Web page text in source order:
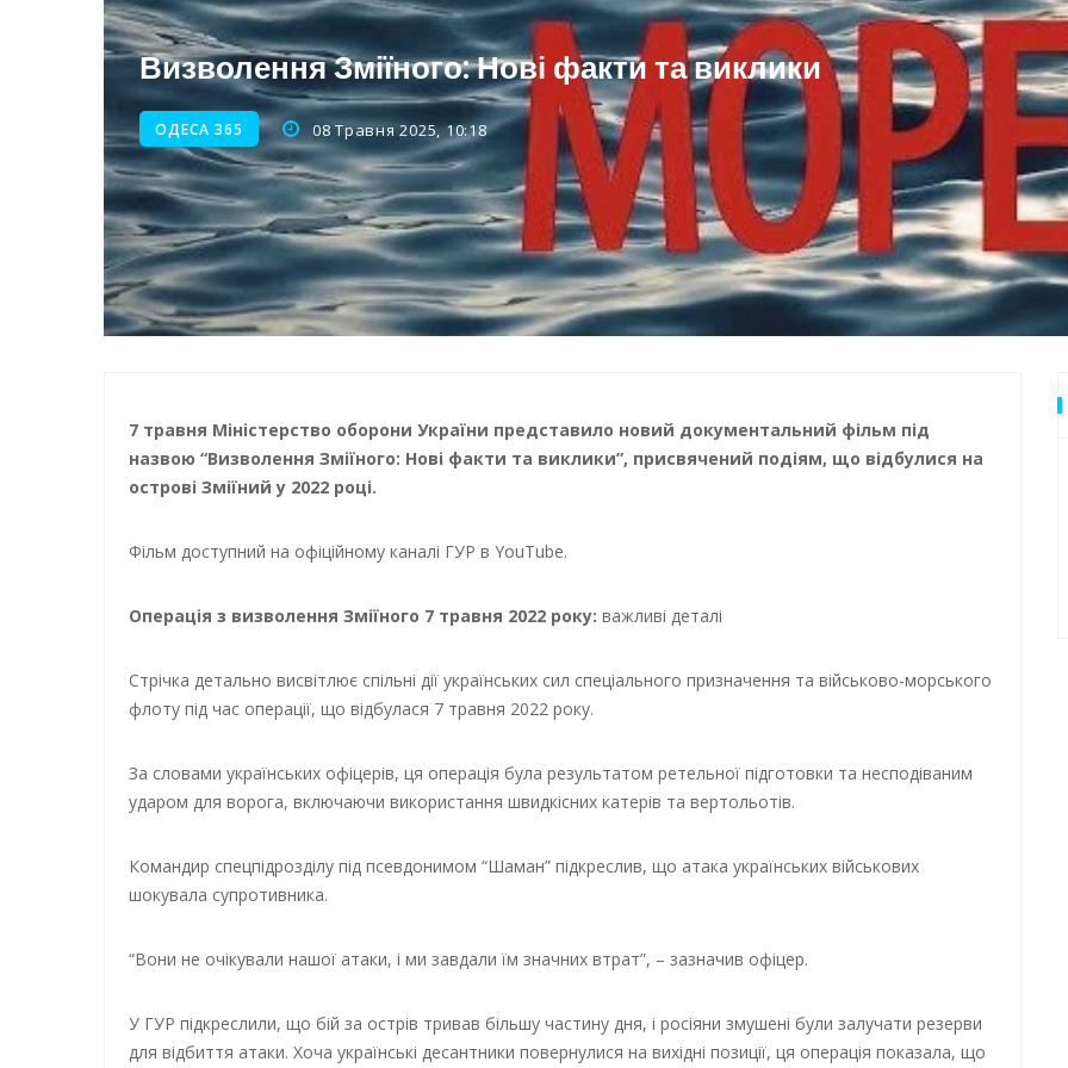
Енергетична підтримка для Одеси
Визволення Зміїного: Нові факти та виклики
ОДЕСА 365 08 Травня 2025, 10:18
7 травня Міністерство оборони України представило новий документальний фільм під
назвою “Визволення Зміїного: Нові факти та виклики”, присвячений подіям, що відбулися на
острові Зміїний у 2022 році.
Фільм доступний на офіційному каналі ГУР в YouTube.
Операція з визволення Зміїного 7 травня 2022 року: важливі деталі
Стрічка детально висвітлює спільні дії українських сил спеціального призначення та військово-морського
флоту під час операції, що відбулася 7 травня 2022 року.
За словами українських офіцерів, ця операція була результатом ретельної підготовки та несподіваним
ударом для ворога, включаючи використання швидкісних катерів та вертольотів.
Командир спецпідрозділу під псевдонимом “Шаман” підкреслив, що атака українських військових
шокувала супротивника.
“Вони не очікували нашої атаки, і ми завдали їм значних втрат”, – зазначив офіцер.
У ГУР підкреслили, що бій за острів тривав більшу частину дня, і росіяни змушені були залучати резерви
для відбиття атаки. Хоча українські десантники повернулися на вихідні позиції, ця операція показала, що